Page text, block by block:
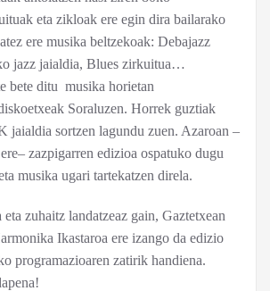
eta zikloak ere egin dira bailarako
ere musika beltzekoak: Debajazz
jazz jaialdia, Blues zirkuitua…
bete ditu musika horietan
Soraluzen. Horrek guztiak
sortzen lagundu zuen. Azaroan –
zazpigarren edizioa ospatuko dugu
musika ugari tartekatzen direla.
zuhaitz landatzeaz gain, Gaztetxean
Ikastaroa ere izango da edizio
programazioaren zatirik handiena.